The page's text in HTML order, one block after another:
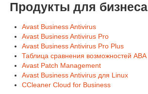
Продукты для бизнеса
Avast Business Antivirus
Avast Business Antivirus Pro
Avast Business Antivirus Pro Plus
Таблица сравнения возможностей ABA
Avast Patch Management
Avast Business Antivirus для Linux
CCleaner Cloud for Business